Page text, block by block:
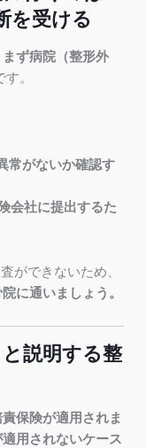
を受ける
まず病院（整形外
す。
常がないか確認す
会社に提出するた
ができないため、
に通いましょう。
説明する整
責保険が適用されま
用されないケース